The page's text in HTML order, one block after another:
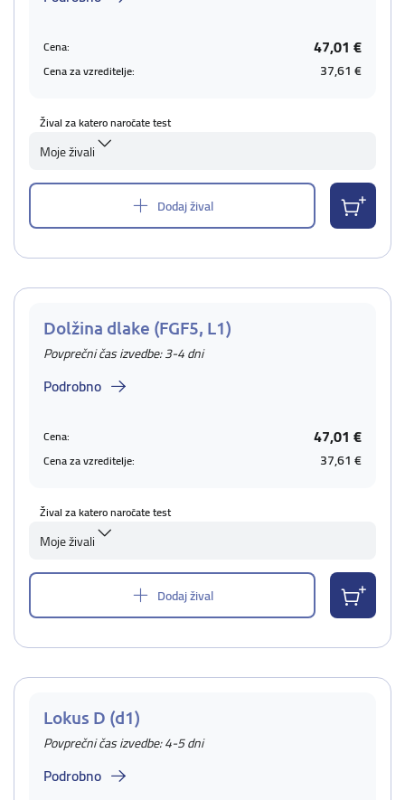
Cena: 47,01 €
Cena za vzreditelje: 37,61 €
Žival za katero naročate test
Moje živali
Dodaj žival
Dolžina dlake (FGF5, L1)
Povprečni čas izvedbe: 3-4 dni
Podrobno
Cena: 47,01 €
Cena za vzreditelje: 37,61 €
Žival za katero naročate test
Moje živali
Dodaj žival
Lokus D (d1)
Povprečni čas izvedbe: 4-5 dni
Podrobno